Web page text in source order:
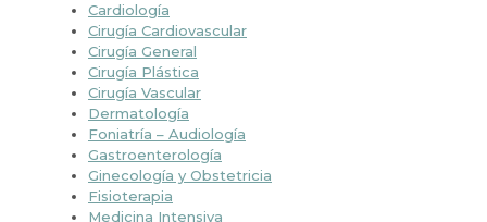
Cardiología
Cirugía Cardiovascular
Cirugía General
Cirugía Plástica
Cirugía Vascular
Dermatología
Foniatría – Audiología
Gastroenterología
Ginecología y Obstetricia
Fisioterapia
Medicina Intensiva